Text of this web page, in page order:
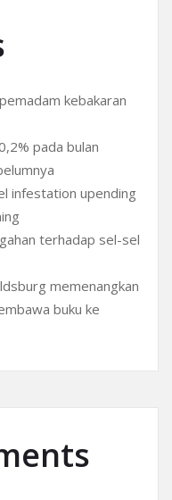
kebakaran
pada bulan
infestation upending
terhadap sel-sel
memenangkan
buku ke